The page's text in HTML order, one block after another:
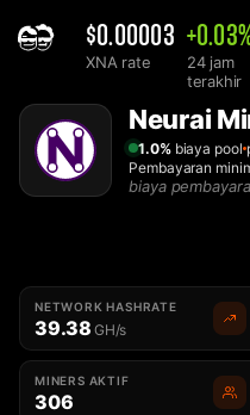
$0.00003
XNA rate
24 jam
terakhir
Home
Mining Pool Neurai XNA
Neurai
1.0%biaya pool
Pembayaran
biaya
NETWORK HASHRATE
39.38 GH/s
MINERS AKTIF
306